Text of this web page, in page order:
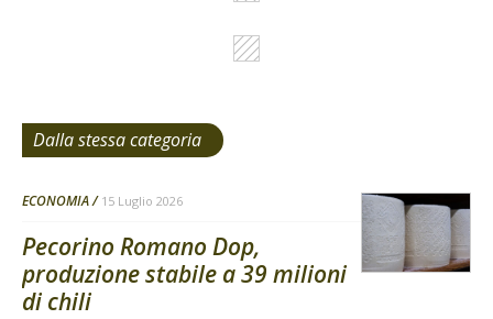
Dalla stessa categoria
ECONOMIA 15 Luglio 2026
Pecorino Romano Dop,
produzione stabile a 39 milioni
di chili